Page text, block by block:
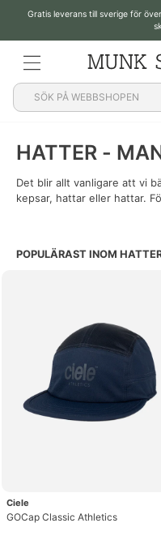
Gratis leverans till sverige för
MENY
HATTER -
Det blir allt vanligare att vi
kepsar, hattar eller hattar.
POPULÄRAST INOM
Ciele
GOCap Classic Athletics